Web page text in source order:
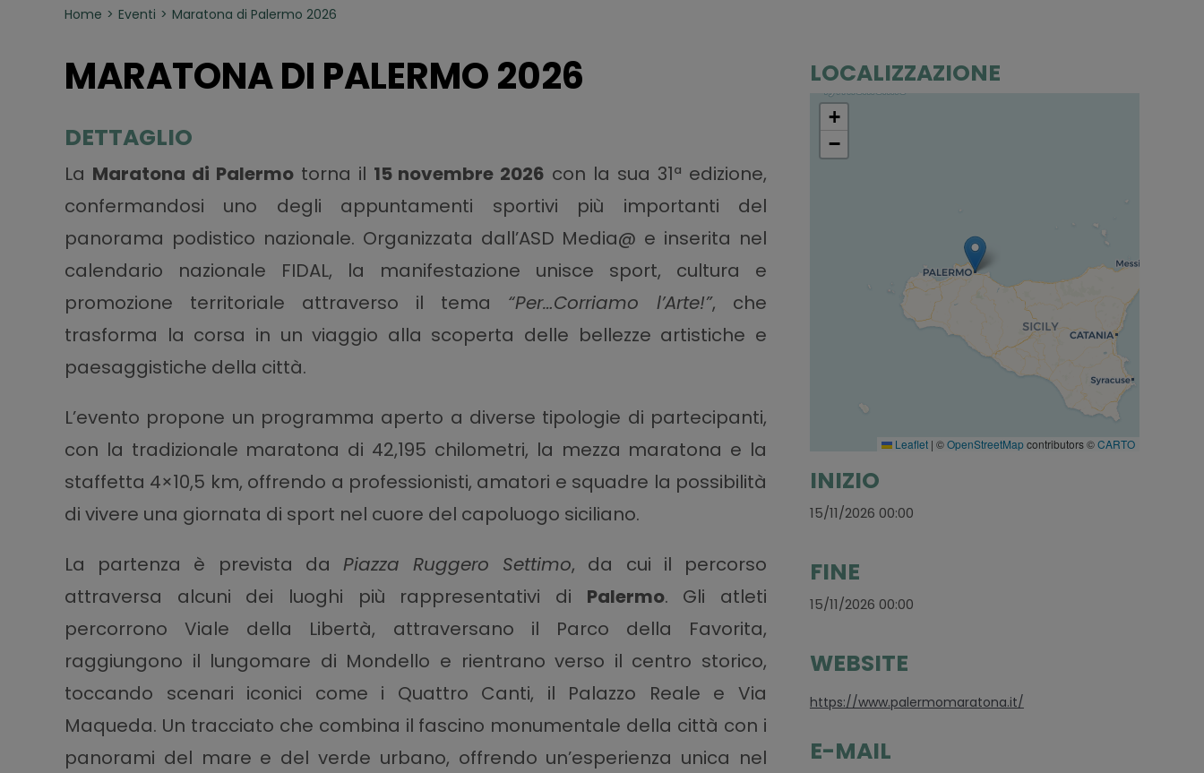
Home Eventi Maratona di Palermo 2026
MARATONA DI PALERMO 2026
DETTAGLIO
La Maratona di Palermotorna il 15 novembre 2026 con la sua 31ª edizione,
confermandosi uno degli appuntamenti sportivi più importanti del
panorama podistico nazionale. Organizzata dall’ASD Media@ e inserita nel
calendario nazionale FIDAL, la manifestazione unisce sport, cultura e
promozione territoriale attraverso il tema “Per…Corriamo l’Arte!”, che
trasforma la corsa in un viaggio alla scoperta delle bellezze artistiche e
paesaggistiche della città.
L’evento propone un programma aperto a diverse tipologie di partecipanti,
con la tradizionale maratona di 42,195 chilometri, la mezza maratona e la
staffetta 4×10,5 km, offrendo a professionisti, amatori e squadre la possibilità
di vivere una giornata di sport nel cuore del capoluogo siciliano.
La partenza è prevista da Piazza Ruggero Settimo, da cui il percorso
attraversa alcuni dei luoghi più rappresentativi di Palermo. Gli atleti
percorrono Viale della Libertà, attraversano il Parco della Favorita,
raggiungono il lungomare di Mondello e rientrano verso il centro storico,
toccando scenari iconici come i Quattro Canti, il Palazzo Reale e Via
Maqueda. Un tracciato che combina il fascino monumentale della città con i
panorami del mare e del verde urbano, offrendo un’esperienza unica nel
LOCALIZZAZIONE
+
−
Leaflet | ©OpenStreetMapcontributors ©CARTO
INIZIO
15/11/2026 00:00
FINE
15/11/2026 00:00
WEBSITE
https://www.palermomaratona.it/
E-MAIL